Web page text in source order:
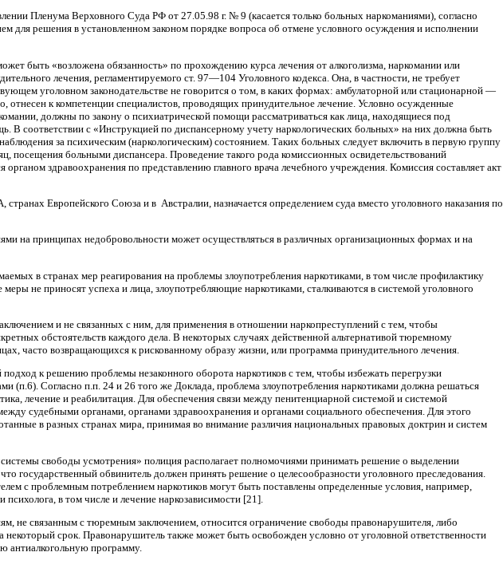
Пленума Верховного Суда РФ от 27.05.98 г. № 9 (касается только больных наркоманиями), согласно
решения в установленном законом порядке вопроса об отмене условного осуждения и исполнении
быть «возложена обязанность» по прохождению курса лечения от алкоголизма, наркомании или
лечения, регламентируемого ст. 97—104 Уголовного кодекса. Она, в частности, не требует
уголовном законодательстве не говорится о том, в каких формах: амбулаторной или стационарной —
отнесен к компетенции специалистов, проводящих принудитель­ное лечение. Условно осужденные
должны по закону о психиатрической помощи рассматриваться как лица, находящиеся под
соответствии с «Инструкцией по дис­пансерному учету наркологических больных» на них должна быть
за психическим (наркологическим) состоянием. Таких больных следует включить в первую группу
посещения больными диспансера. Проведение такого рода комиссионных освидетельствований
здравоохранения по представлению главного врача ле­чебного учреждения. Комиссия составляет акт
Европейского Союза и в Австралии, назначается определением суда вместо уголовного наказания по
на принципах недобровольности может осуществляться в различных организационных формах и на
в странах мер реагирования на проблемы злоупотребления наркотиками, в том числе профилактику
не приносят успеха и лица, злоупотребляющие наркотиками, сталкиваются в системой уголовного
и не связанных с ним, для применения в отношении наркопреступлений с тем, чтобы
обстоятельств каждого дела. В некоторых случаях действенной альтернативой тюремному
часто возвращающихся к рискованному образу жизни, или программа принудительного лечения.
к решению проблемы незаконного оборота наркотиков с тем, чтобы избежать перегрузки
(п.6). Согласно п.п. 24 и 26 того же Доклада, проблема злоупотребления наркотиками должна решаться
лечение и реабилитация. Для обеспечения связи между пенитенциарной системой и системой
судебными органами, органами здравоохранения и органами социального обеспечения. Для этого
в разных странах мира, принимая во внимание различия национальных правовых доктрин и систем
свободы усмотрения» полиция располагает полномочиями принимать решение о выделении
государственный обвинитель должен принять решение о целесообразности уголовного преследования.
с проблемным потреблением наркотиков могут быть поставлены определенные условия, например,
в том числе и лечение наркозависимости [21].
не связанным с тюремным заключением, относится ограничение свободы правонарушителя, либо
срок. Правонарушитель также может быть освобожден условно от уголовной ответственности
антиалкогольную программу.